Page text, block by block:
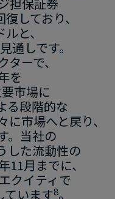
しており、​
と、​
通しです。​
ーで、​
を​
市場に​
る​段階的な​
市場へと​戻り、​
。​当社の​
した​流動性の​
11月までに、​
クイティで​
ています8。